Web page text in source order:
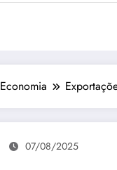
Economia
07/08/2025